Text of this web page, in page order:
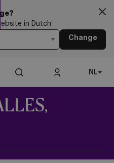
in Dutch
Change
NL